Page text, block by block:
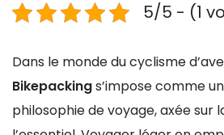
5/5 - (1
Dans le monde du cyclisme
Bikepackings’impose comme
philosophie de voyage, axée sur